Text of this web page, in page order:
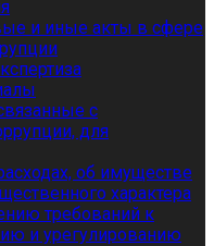
и иные акты в сфере
с
для
об имуществе
характера
требований к
и урегулированию